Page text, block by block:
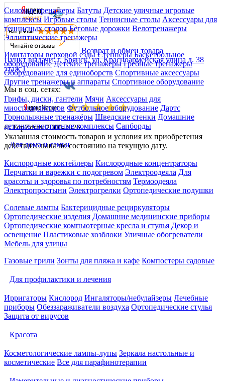
Силовые тренажеры Батуты Детские уличные игровые
комплексы Игровые столы Теннисные столы Аксессуары для
теннисных столов Беговые дорожки Велотренажеры
Эллиптические тренажеры
Имитаторы верховой езды Степперы Баскетбольное
оборудование Детские тренажеры Гребные тренажеры
Оборудование для единоборств Спортивные аксессуары
Другие тренажеры и аппараты Спортивное оборудование
Грифы, диски, гантели Мячи Аксессуары для
миостимуляторов Футбольное оборудование Дартс
Горнолыжные тренажёры Шведские стенки Домашние
детские спортивные комплексы Сапборды
Для дома и семьи
Кислородные коктейлеры Кислородные концентраторы
Перчатки и варежки с подогревом Электроодеяла Для
красоты и здоровья по потребностям Термоодеяла
Электропростыни Электрогрелки Ортопедические подушки
Солевые лампы Бактерицидные рециркуляторы
Ортопедические изделия Домашние медицинские приборы
Ортопедические компьютерные кресла и стулья Декор и
освещение Пластиковые хозблоки Уличные обогреватели
Мебель для улицы
Газовые грили Зонты для пляжа и кафе Компостеры садовые
Для профилактики и лечения
Ирригаторы Кислород Ингаляторы/небулайзеры Лечебные
приборы Обеззараживатели воздуха Ортопедические стулья
Защита от вирусов
Красота
Косметологические лампы-лупы Зеркала настольные и
косметические Все для парафинотерапии
Возврат и обмен товара
Пункт выдачи: г. Брянск, ул. Красноармейская улица д. 38
этаж 1
Мы в соц. сетях:
© TopZdrav 2000-2026
Указанная стоимость товаров и условия их приобретения
действительны по состоянию на текущую дату.